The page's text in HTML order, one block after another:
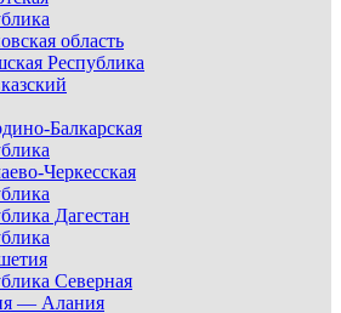
область
Республика
Балкарская
Черкесская
Дагестан
Северная
— Алания